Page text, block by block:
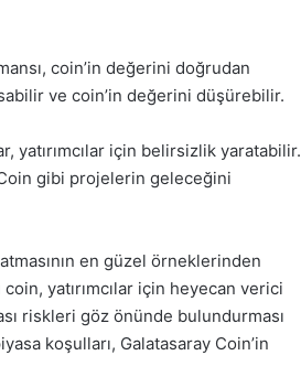
coin’in değerini doğrudan
ve coin’in değerini düşürebilir.
için belirsizlik yaratabilir.
gibi projelerin geleceğini
en güzel örneklerinden
yatırımcılar için heyecan verici
riskleri göz önünde bulundurması
koşulları, Galatasaray Coin’in